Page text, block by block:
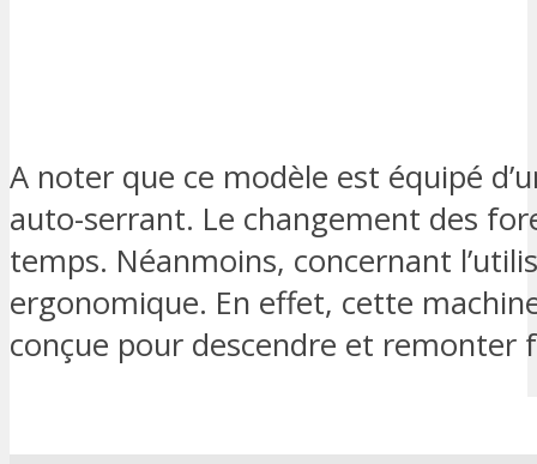
A noter que ce modèle est équipé
auto-serrant. Le changement des
temps. Néanmoins, concernant
ergonomique. En effet, cette
conçue pour descendre et remonter